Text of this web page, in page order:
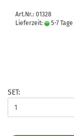
Art.Nr.: 01328
Lieferzeit:
5-7 Tage
SET: